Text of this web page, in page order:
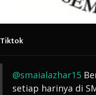
Tiktok
@smaialazhar15
setiap harinya di